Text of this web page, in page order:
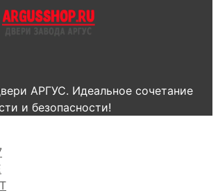
АРГУС. Идеальное сочетание
и безопасности!